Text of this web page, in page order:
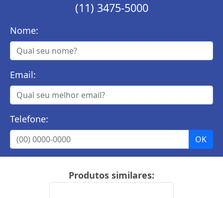
(11) 3475-5000
Nome:
Email:
Telefone:
Produtos similares: